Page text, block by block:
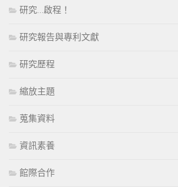
研究…啟程！
研究報告與專利文獻
研究歷程
縮放主題
蒐集資料
資訊素養
館際合作